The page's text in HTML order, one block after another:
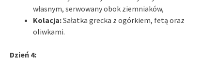
własnym, serwowany obok ziemniaków,
Kolacja:Sałatka grecka z ogórkiem, fetą oraz
oliwkami.
Dzień 4: